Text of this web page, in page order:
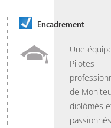
Encadrement
Une
Pilotes
de
diplômés